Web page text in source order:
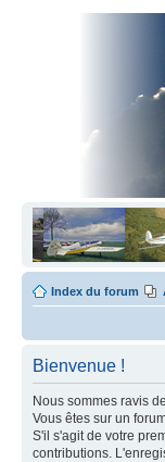
Index du forum
Bienvenue !
Nous sommes ravis
Vous êtes sur un
S'il s'agit de votre
contributions.